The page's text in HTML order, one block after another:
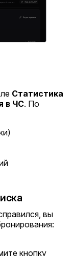
Статистика
в ЧС. По
вы
кнопку